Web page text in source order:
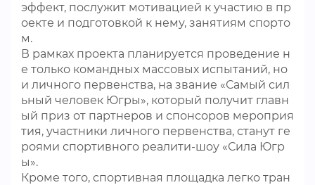
эффект, послужит мотивацией к участию в пр
оекте и подготовкой к нему, занятиям спорто
м.
В рамках проекта планируется проведение н
е только командных массовых испытаний, но
и личного первенства, на звание «Самый сил
ьный человек Югры», который получит главн
ый приз от партнеров и спонсоров мероприя
тия, участники личного первенства, станут ге
роями спортивного реалити-шоу «Сила Югр
ы».
Кроме того, спортивная площадка легко тран